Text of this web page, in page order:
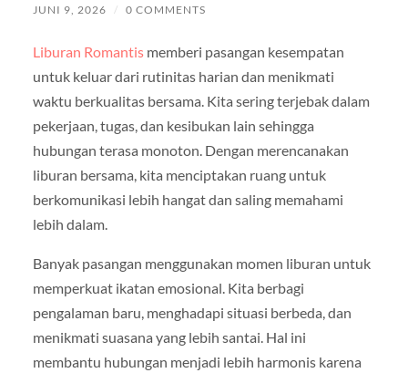
JUNI 9, 2026 / 0 COMMENTS
Liburan Romantismemberi pasangan kesempatan
untuk keluar dari rutinitas harian dan menikmati
waktu berkualitas bersama. Kita sering terjebak dalam
pekerjaan, tugas, dan kesibukan lain sehingga
hubungan terasa monoton. Dengan merencanakan
liburan bersama, kita menciptakan ruang untuk
berkomunikasi lebih hangat dan saling memahami
lebih dalam.
Banyak pasangan menggunakan momen liburan untuk
memperkuat ikatan emosional. Kita berbagi
pengalaman baru, menghadapi situasi berbeda, dan
menikmati suasana yang lebih santai. Hal ini
membantu hubungan menjadi lebih harmonis karena